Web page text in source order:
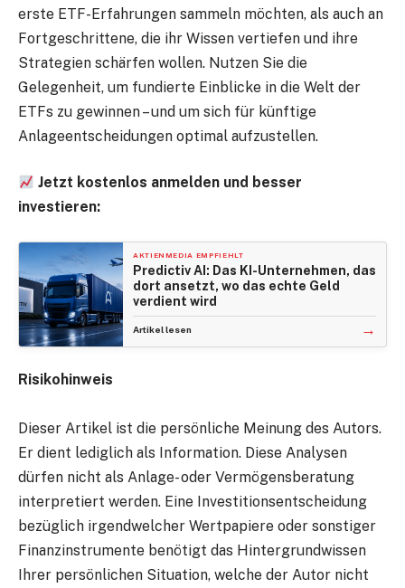
erste ETF-Erfahrungen sammeln möchten, als auch an
Fortgeschrittene, die ihr Wissen vertiefen und ihre
Strategien schärfen wollen. Nutzen Sie die
Gelegenheit, um fundierte Einblicke in die Welt der
ETFs zu gewinnen – und um sich für künftige
Anlageentscheidungen optimal aufzustellen.
Jetzt kostenlos anmelden und besser
investieren:
AKTIENMEDIA EMPFIEHLT
Predictiv AI: Das KI-Unternehmen, das
dort ansetzt, wo das echte Geld
verdient wird
Artikel lesen →
Risikohinweis
Dieser Artikel ist die persönliche Meinung des Autors.
Er dient lediglich als Information. Diese Analysen
dürfen nicht als Anlage- oder Vermögensberatung
interpretiert werden. Eine Investitionsentscheidung
bezüglich irgendwelcher Wertpapiere oder sonstiger
Finanzinstrumente benötigt das Hintergrundwissen
Ihrer persönlichen Situation, welche der Autor nicht